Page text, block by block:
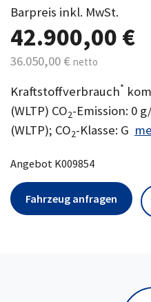
Barpreis inkl. MwSt.
42.900,00 €
36.050,00 € netto
Kraftstoffverbrauch*
(WLTP) CO2-Emission: 0
(WLTP); CO2-Klasse: G
Angebot K009854
Fahrzeug anfragen